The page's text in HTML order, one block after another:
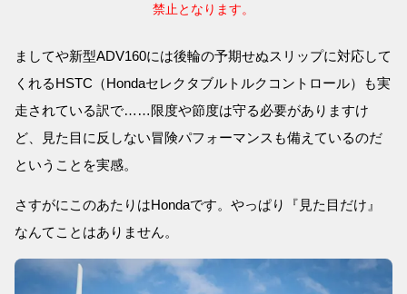
禁止となります。
ましてや新型ADV160には後輪の予期せぬスリップに対応して
くれるHSTC（Hondaセレクタブルトルクコントロール）も実
走されている訳で……限度や節度は守る必要がありますけ
ど、見た目に反しない冒険パフォーマンスも備えているのだ
ということを実感。
さすがにこのあたりはHondaです。やっぱり『見た目だけ』
なんてことはありません。